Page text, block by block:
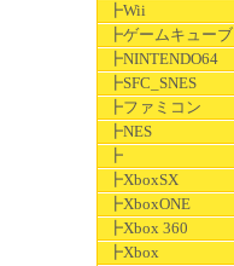
┣Wii
┣ゲームキューブ
┣NINTENDO64
┣SFC_SNES
┣ファミコン
┣NES
┣
┣XboxSX
┣XboxONE
┣Xbox 360
┣Xbox